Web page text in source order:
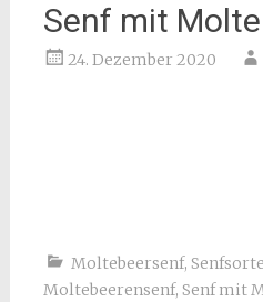
Senf mit
24. Dezember 2020
Moltebeersenf,
Moltebeerensenf, Senf mit